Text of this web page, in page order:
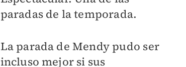
paradas de la temporada.
La parada de Mendy pudo ser
incluso mejor si sus